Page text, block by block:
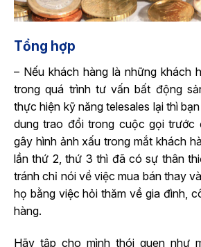
Tổng hợp
– Nếu khách hàng là những khách
trong quá trình tư vấn bất động
thực hiện kỹ năng telesales lại thì
dung trao đổi trong cuộc gọi trước
gây hình ảnh xấu trong mắt khách
lần thứ 2, thứ 3 thì đã có sự thân
tránh chỉ nói về việc mua bán thay
họ bằng việc hỏi thăm về gia đình,
hàng.
Hãy tập cho mình thói quen như